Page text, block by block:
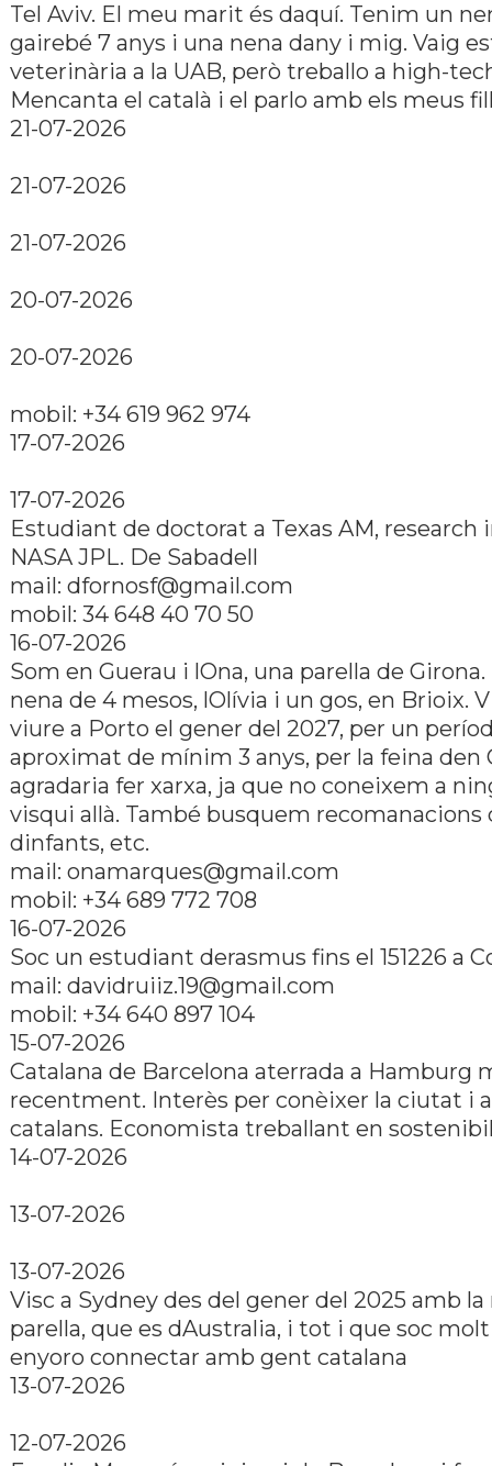
Tel Aviv. El meu marit és daquí. Tenim un
gairebé 7 anys i una nena dany i mig. Vaig
veterinària a la UAB, però treballo a high-
Mencanta el català i el parlo amb els meus
21-07-2026
21-07-2026
21-07-2026
20-07-2026
20-07-2026
mobil: +34 619 962 974
17-07-2026
17-07-2026
Estudiant de doctorat a Texas AM, research
NASA JPL. De Sabadell
mail: dfornosf@gmail.com
mobil: 34 648 40 70 50
16-07-2026
Som en Guerau i lOna, una parella de
nena de 4 mesos, lOlívia i un gos, en Brioix.
viure a Porto el gener del 2027, per un
aproximat de mínim 3 anys, per la feina den
agradaria fer xarxa, ja que no coneixem a
visqui allà. També busquem recomanacions
dinfants, etc.
mail: onamarques@gmail.com
mobil: +34 689 772 708
16-07-2026
Soc un estudiant derasmus fins el 151226 a
mail: davidruiiz.19@gmail.com
mobil: +34 640 897 104
15-07-2026
Catalana de Barcelona aterrada a Hamburg
recentment. Interès per conèixer la ciutat i
catalans. Economista treballant en
14-07-2026
13-07-2026
13-07-2026
Visc a Sydney des del gener del 2025 amb la
parella, que es dAustralia, i tot i que soc
enyoro connectar amb gent catalana
13-07-2026
12-07-2026